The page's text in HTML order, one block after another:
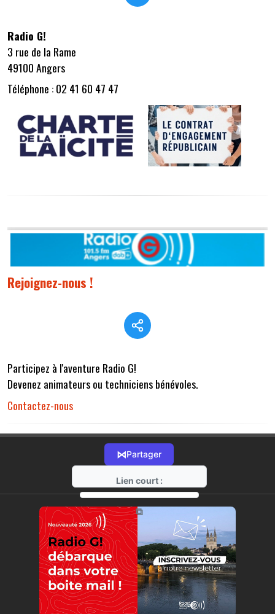
Radio G!
3 rue de la Rame
49100 Angers
Téléphone : 02 41 60 47 47
Rejoignez-nous !
Participez à l'aventure Radio G!
Devenez animateurs ou techniciens bénévoles.
Contactez-nous
⋈Partager
Lien court :
https://radio-g.fr?r32
⧉